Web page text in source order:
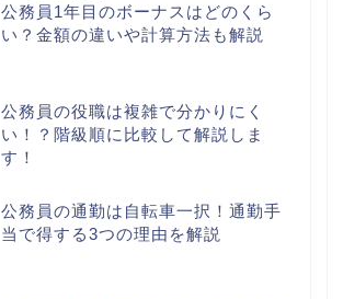
公務員1年目のボーナスはどのくら
い？金額の違いや計算方法も解説
公務員の役職は複雑で分かりにく
い！？階級順に比較して解説しま
す！
公務員の通勤は自転車一択！通勤手
当で得する3つの理由を解説